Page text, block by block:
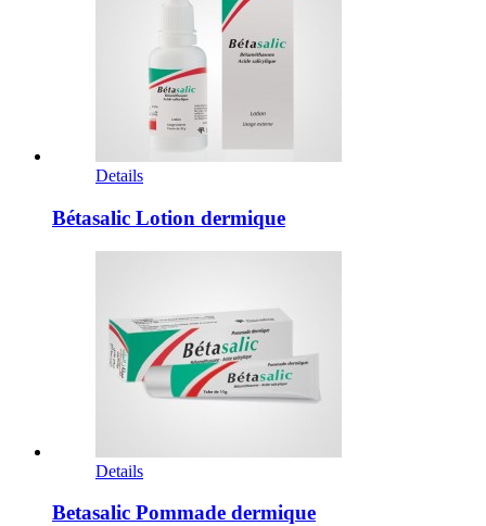
Details
Bétasalic Lotion dermique
Details
Betasalic Pommade dermique